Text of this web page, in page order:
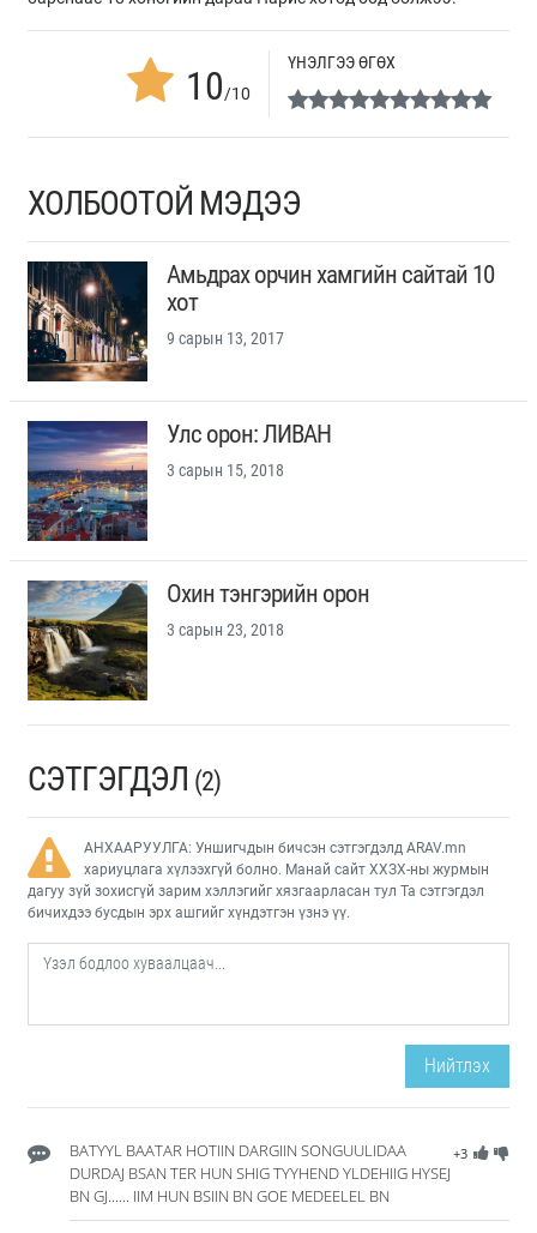
10/10
ҮНЭЛГЭЭ ӨГӨХ
ХОЛБООТОЙ МЭДЭЭ
Амьдрах орчин хамгийн сайтай 10
хот
9 сарын 13, 2017
Улс орон: ЛИВАН
3 сарын 15, 2018
Охин тэнгэрийн орон
3 сарын 23, 2018
СЭТГЭГДЭЛ (2)
АНХААРУУЛГА: Уншигчдын бичсэн сэтгэгдэлд ARAV.mn
хариуцлага хүлээхгүй болно. Манай сайт ХХЗХ-ны журмын
дагуу зүй зохисгүй зарим хэллэгийг хязгаарласан тул Та сэтгэгдэл
бичихдээ бусдын эрх ашгийг хүндэтгэн үзнэ үү.
Нийтлэх
+3
BATYYL BAATAR HOTIIN DARGIIN SONGUULIDAA
DURDAJ BSAN TER HUN SHIG TYYHEND YLDEHIIG HYSEJ
BN GJ...... IIM HUN BSIIN BN GOE MEDEELEL BN